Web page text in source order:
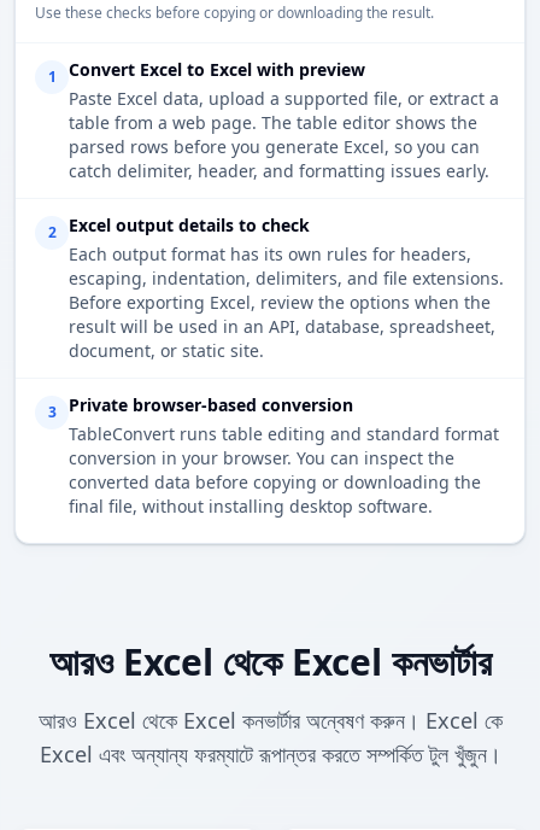
Use these checks before copying or downloading the result.
1
Convert Excel to Excel with preview
Paste Excel data, upload a supported file, or extract a
table from a web page. The table editor shows the
parsed rows before you generate Excel, so you can
catch delimiter, header, and formatting issues early.
2
Excel output details to check
Each output format has its own rules for headers,
escaping, indentation, delimiters, and file extensions.
Before exporting Excel, review the options when the
result will be used in an API, database, spreadsheet,
document, or static site.
3
Private browser-based conversion
TableConvert runs table editing and standard format
conversion in your browser. You can inspect the
converted data before copying or downloading the
final file, without installing desktop software.
আরও Excel থেকে Excel কনভার্টার
আরও Excel থেকে Excel কনভার্টার অন্বেষণ করুন। Excel কে
Excel এবং অন্যান্য ফরম্যাটে রূপান্তর করতে সম্পর্কিত টুল খুঁজুন।